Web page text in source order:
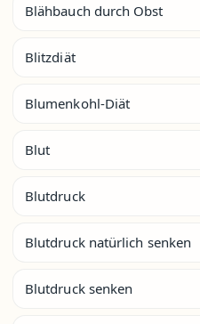
Blähbauch durch Obst
Blitzdiät
Blumenkohl-Diät
Blut
Blutdruck
Blutdruck natürlich senken
Blutdruck senken